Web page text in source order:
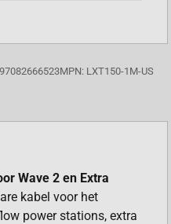
MPN: LXT150-1M-US
Wave 2 en Extra
kabel voor het
power stations, extra